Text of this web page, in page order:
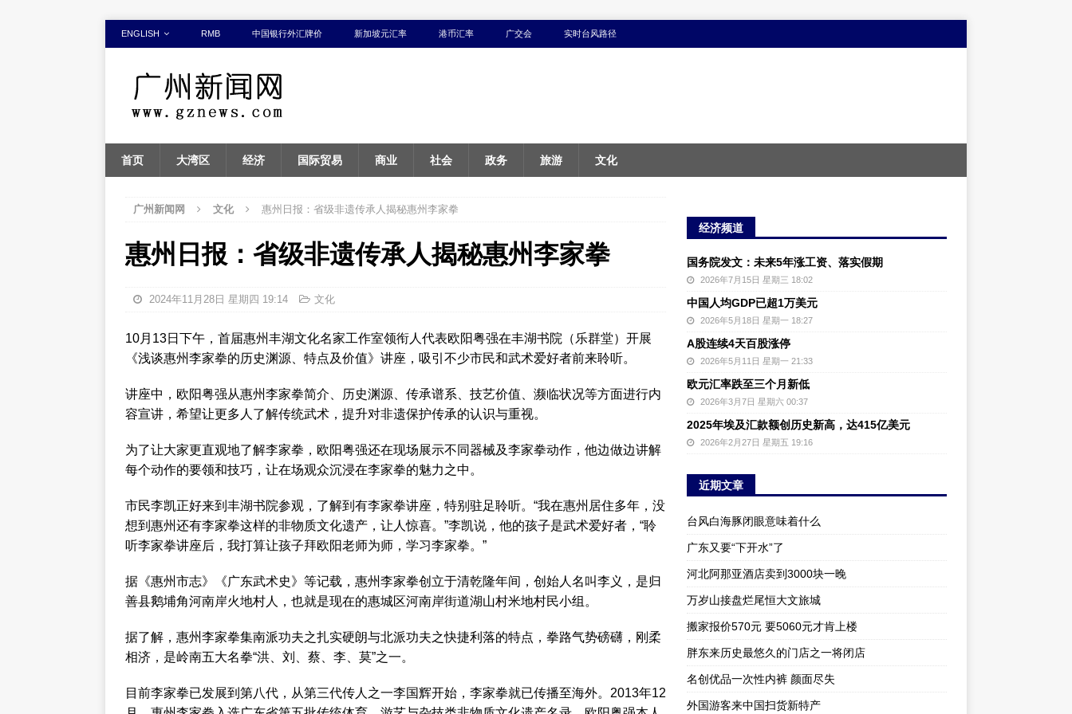
ENGLISH RMB 中国银行外汇牌价 新加坡元汇率 港币汇率 广交会 实时台风路径
首页 大湾区 经济 国际贸易 商业 社会 政务 旅游 文化
广州新闻网 文化 惠州日报：省级非遗传承人揭秘惠州李家拳
惠州日报：省级非遗传承人揭秘惠州李家拳
2024年11月28日 星期四 19:14 文化
10月13日下午，首届惠州丰湖文化名家工作室领衔人代表欧阳粤强在丰湖书院（乐群堂）开展
《浅谈惠州李家拳的历史渊源、特点及价值》讲座，吸引不少市民和武术爱好者前来聆听。
讲座中，欧阳粤强从惠州李家拳简介、历史渊源、传承谱系、技艺价值、濒临状况等方面进行内
容宣讲，希望让更多人了解传统武术，提升对非遗保护传承的认识与重视。
为了让大家更直观地了解李家拳，欧阳粤强还在现场展示不同器械及李家拳动作，他边做边讲解
每个动作的要领和技巧，让在场观众沉浸在李家拳的魅力之中。
市民李凯正好来到丰湖书院参观，了解到有李家拳讲座，特别驻足聆听。“我在惠州居住多年，没
想到惠州还有李家拳这样的非物质文化遗产，让人惊喜。”李凯说，他的孩子是武术爱好者，“聆
听李家拳讲座后，我打算让孩子拜欧阳老师为师，学习李家拳。”
据《惠州市志》《广东武术史》等记载，惠州李家拳创立于清乾隆年间，创始人名叫李义，是归
善县鹅埔角河南岸火地村人，也就是现在的惠城区河南岸街道湖山村米地村民小组。
据了解，惠州李家拳集南派功夫之扎实硬朗与北派功夫之快捷利落的特点，拳路气势磅礴，刚柔
相济，是岭南五大名拳“洪、刘、蔡、李、莫”之一。
目前李家拳已发展到第八代，从第三代传人之一李国辉开始，李家拳就已传播至海外。2013年12
经济频道
国务院发文：未来5年涨工资、落实假期
2026年7月15日 星期三 18:02
中国人均GDP已超1万美元
2026年5月18日 星期一 18:27
A股连续4天百股涨停
2026年5月11日 星期一 21:33
欧元汇率跌至三个月新低
2026年3月7日 星期六 00:37
2025年埃及汇款额创历史新高，达415亿美元
2026年2月27日 星期五 19:16
近期文章
台风白海豚闭眼意味着什么
广东又要“下开水”了
河北阿那亚酒店卖到3000块一晚
万岁山接盘烂尾恒大文旅城
搬家报价570元 要5060元才肯上楼
胖东来历史最悠久的门店之一将闭店
名创优品一次性内裤 颜面尽失
外国游客来中国扫货新特产